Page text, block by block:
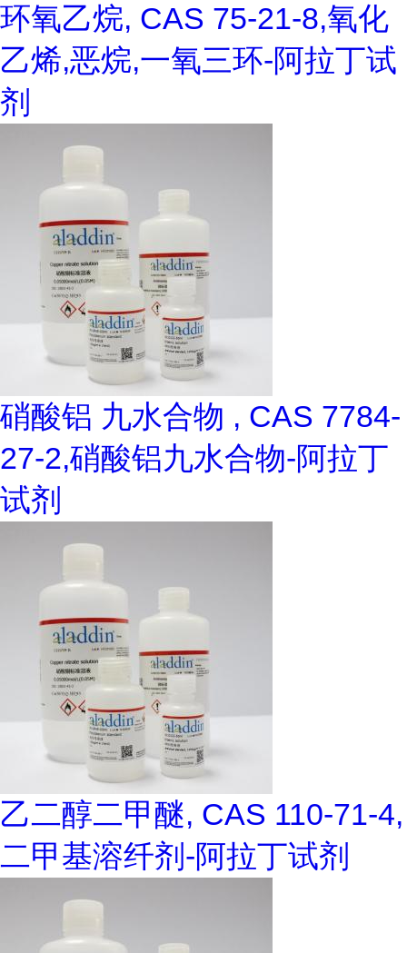
环氧乙烷, CAS 75-21-8,氧化
乙烯,恶烷,一氧三环-阿拉丁试
剂
硝酸铝 九水合物 , CAS 7784-
27-2,硝酸铝九水合物-阿拉丁
试剂
乙二醇二甲醚, CAS 110-71-4,
二甲基溶纤剂-阿拉丁试剂